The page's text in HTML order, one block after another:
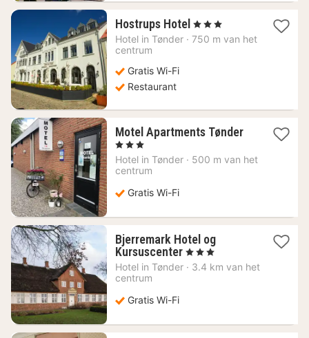
Hostrups Hotel 1
nacht
, 3 Sterren
Hotel in Tønder · 750 m van het
centrum
Gratis Wi-Fi
Restaurant
Motel Apartments Tønder1
vanaf
, 3 Sterren
Hotel in Tønder · 500 m van het
centrum
Gratis Wi-Fi
Bjerremark Hotel og
Kursuscenter 1
nacht
, 3 Sterren
Hotel in Tønder · 3.4 km van het
centrum
Gratis Wi-Fi